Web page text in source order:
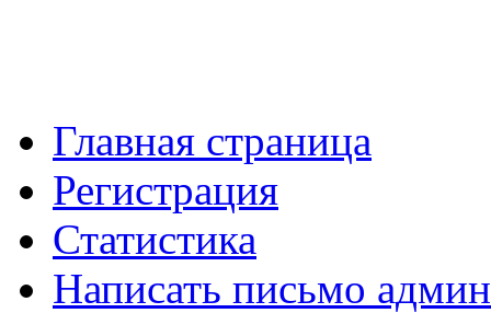
Главная страница
Регистрация
Статистика
Написать письмо